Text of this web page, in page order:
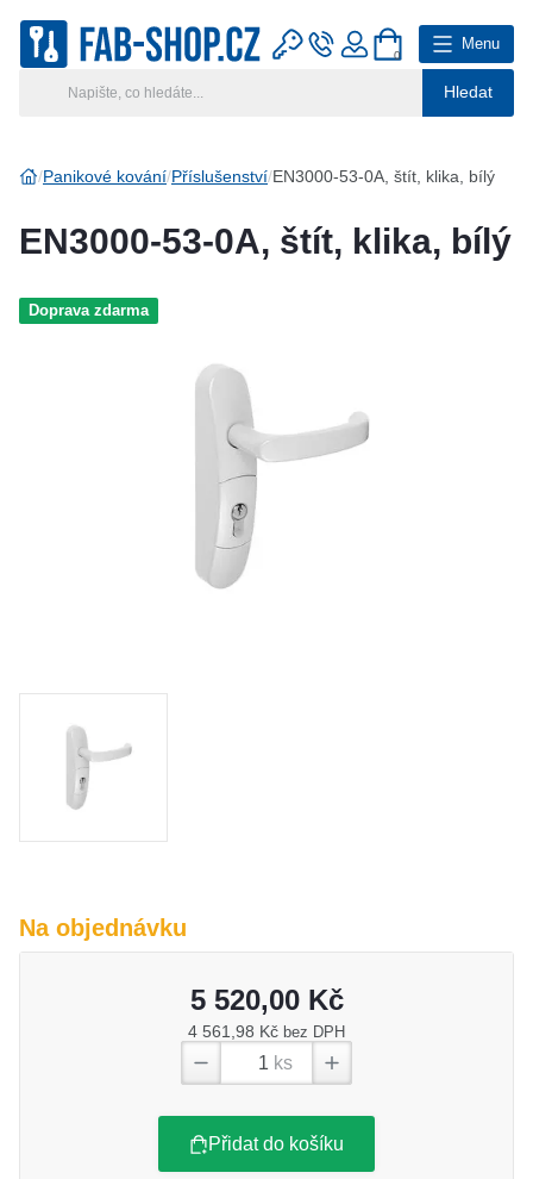
Hledat
0
Menu
Hlavní kategorie
Vyberte region
Panikové kování Příslušenství EN3000-53-0A, štít, klika, bílý
EN3000-53-0A, štít, klika, bílý
Doprava zdarma
Na objednávku
5 520,00 Kč
4 561,98 Kč bez DPH
ks
Přidat do košíku